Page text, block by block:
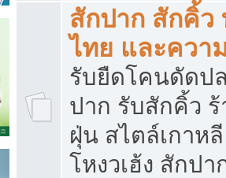
สักปาก สักคิ้
ไทย และควา
รับยืดโคนดัดป
ปาก รับสักคิ้ว
ฝุ่น สไตล์เกาห
โหงวเฮ้ง สักป